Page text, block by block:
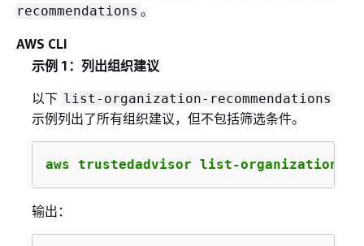
recommendations 。
AWS CLI
示例 1：列出组织建议
以下 list-organization-recommendations
示例列出了所有组织建议，但不包括筛选条件。
aws trustedadvisor list-organization-
输出：